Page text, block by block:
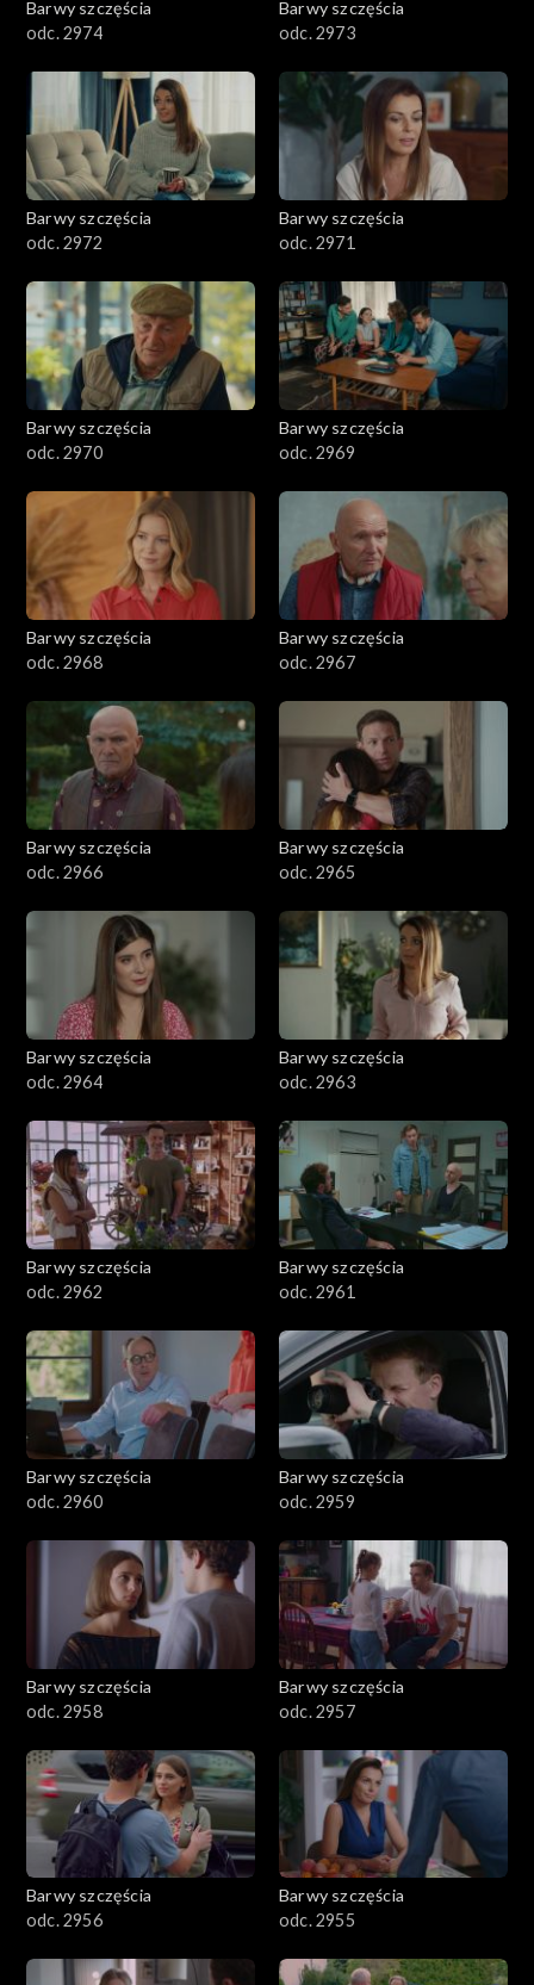
Barwy szczęścia
odc. 2974
Barwy szczęścia
odc. 2973
Barwy szczęścia
odc. 2972
Barwy szczęścia
odc. 2971
Barwy szczęścia
odc. 2970
Barwy szczęścia
odc. 2969
Barwy szczęścia
odc. 2968
Barwy szczęścia
odc. 2967
Barwy szczęścia
odc. 2966
Barwy szczęścia
odc. 2965
Barwy szczęścia
odc. 2964
Barwy szczęścia
odc. 2963
Barwy szczęścia
odc. 2962
Barwy szczęścia
odc. 2961
Barwy szczęścia
odc. 2960
Barwy szczęścia
odc. 2959
Barwy szczęścia
odc. 2958
Barwy szczęścia
odc. 2957
Barwy szczęścia
odc. 2956
Barwy szczęścia
odc. 2955